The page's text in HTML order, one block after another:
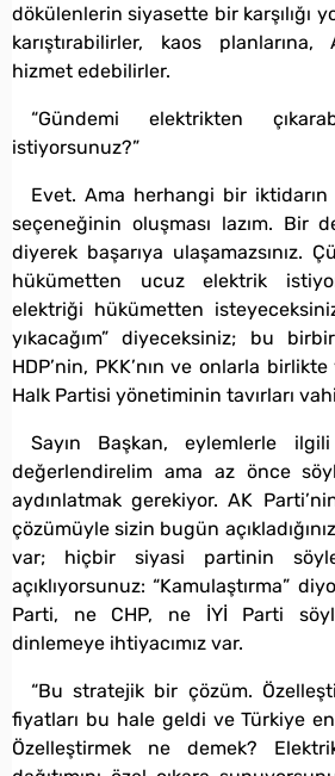
dökülenlerin siyasette bir karşılığı
karıştırabilirler, kaos planlarına,
hizmet edebilirler.
“Gündemi elektrikten
istiyorsunuz?”
Evet. Ama herhangi bir
seçeneğinin oluşması lazım. Bir
diyerek başarıya ulaşamazsınız.
hükümetten ucuz elektrik
elektriği hükümetten
yıkacağım” diyeceksiniz; bu
HDP’nin, PKK’nın ve onlarla
Halk Partisi yönetiminin tavırları
Sayın Başkan, eylemlerle
değerlendirelim ama az önce
aydınlatmak gerekiyor. AK
çözümüyle sizin bugün
var; hiçbir siyasi partinin
açıklıyorsunuz: “Kamulaştırma”
Parti, ne CHP, ne İYİ Parti
dinlemeye ihtiyacımız var.
“Bu stratejik bir çözüm.
fiyatları bu hale geldi ve Türkiye
Özelleştirmek ne demek?